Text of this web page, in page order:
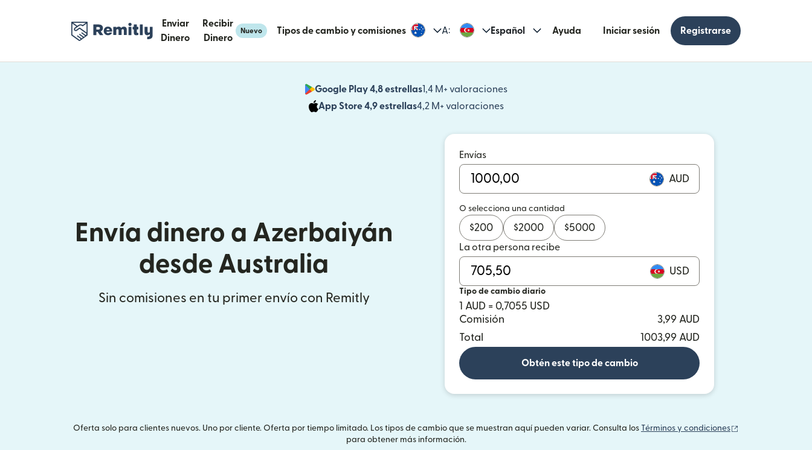
Enviar
Dinero
Recibir
Dinero
Nuevo Tipos de cambio y comisiones A: Español Ayuda Iniciar sesión Registrarse
Google Play 4,8 estrellas1,4 M+ valoraciones
(se abre en una ventana nueva)
App Store 4,9 estrellas4,2 M+ valoraciones
(se abre en una ventana nueva)
Envía dinero a Azerbaiyán
desde Australia
Sin comisiones en tu primer envío con Remitly
Envías
AUD
O selecciona una cantidad
$200 $2000 $5000
La otra persona recibe
USD
Tipo de cambio diario
1 AUD = 0,7055 USD
Comisión
3,99 AUD
Total
1003,99 AUD
Obtén este tipo de cambio
Oferta solo para clientes nuevos. Uno por cliente. Oferta por tiempo limitado. Los tipos de cambio que se muestran aquí pueden variar. Consulta los Términos y condiciones
para obtener más información.